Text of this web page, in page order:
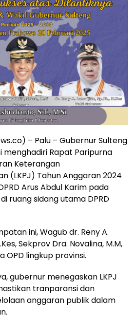
– Palu – Gubernur Sulteng
menghadiri Rapat Paripurna
Keterangan
(LKPJ) Tahun Anggaran 2024
Arus Abdul Karim pada
ruang sidang utama DPRD
ini, Wagub dr. Reny A.
Sekprov Dra. Novalina, M.M,
OPD lingkup provinsi.
gubernur menegaskan LKPJ
tranparansi dan
anggaran publik dalam